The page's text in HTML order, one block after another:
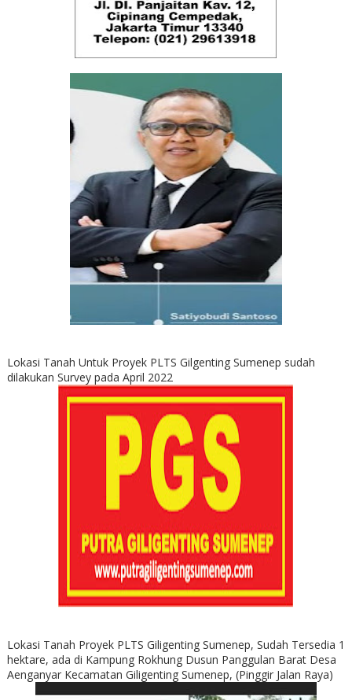
Lokasi Tanah Untuk Proyek PLTS Gilgenting Sumenep sudah
dilakukan Survey pada April 2022
Lokasi Tanah Proyek PLTS Giligenting Sumenep, Sudah Tersedia 1
hektare, ada di Kampung Rokhung Dusun Panggulan Barat Desa
Aenganyar Kecamatan Giligenting Sumenep, (Pinggir Jalan Raya)